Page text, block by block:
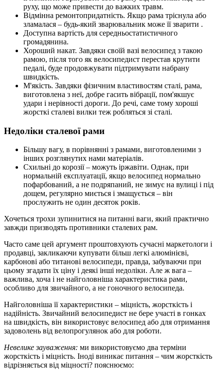
руху, що може привести до важких травм.
Відмінна ремонтопридатність. Якщо рама тріснула або
зламалася – будь-який зварювальник може її зварити .
Доступна вартість для середньостатистичного
громадянина.
Хороший накат. Завдяки своїй вазі велосипед з такою
рамою, після того як велосипедист перестав крутити
педалі, буде продовжувати підтримувати набрану
швидкість.
М'якість. Завдяки фізичним властивостям сталі, рама,
виготовлена з неї, добре гасить вібрації, пом'якшує
удари і нерівності дороги. До речі, саме тому хороші
жорсткі сталеві вилки теж робляться зі сталі.
Недоліки сталевої рами
Більшу вагу, в порівнянні з рамами, виготовленими з
інших розглянутих нами матеріалів.
Схильні до корозії – можуть іржавіти. Однак, при
нормальній експлуатації, якщо велосипед нормально
пофарбований, а не подряпаний, не зимує на вулиці і під
дощем, регулярно миється і змащується – він
прослужить не один десяток років.
Хочеться трохи зупинитися на питанні ваги, який практично
завжди призводять противники сталевих рам.
Часто саме цей аргумент проштовхують сучасні маркетологи і
продавці, закликаючи купувати більш легкі алюмінієві,
карбонові або титанові велосипеди, правда, забуваючи при
цьому згадати їх ціну і деякі інші недоліки. Але ж вага –
важлива, хоча і не найголовніша характеристика рами,
особливо для звичайного, а не гоночного велосипеда.
Найголовніша її характеристики – міцність, жорсткість і
надійність. Звичайний велосипедист не бере участі в гонках
на швидкість, він використовує велосипед або для отримання
задоволень від велопрогулянок або для роботи.
Невелике зауваження: ми використовуємо два терміни
жорсткість і міцність. Іноді виникає питання – чим жорсткість
відрізняється від міцності? пояснюємо: